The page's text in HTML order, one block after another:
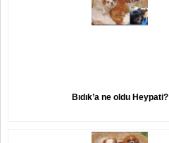
Bıdık’a ne oldu Heypati?